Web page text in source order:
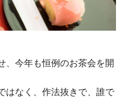
、今年も恒例のお茶会を開
はなく、作法抜きで、誰で